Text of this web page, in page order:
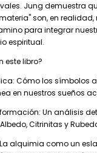
Jung demuestra
son, en
para integrar
espiritual.
este libro?
Cómo los símbolos
en nuestros sueños
Un análisis
Citrinitas y
alquimia como un